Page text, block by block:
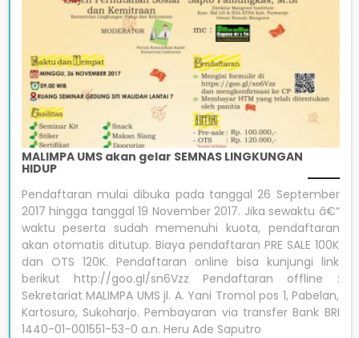
MALIMPA UMS akan gelar SEMNAS LINGKUNGAN
HIDUP
Pendaftaran mulai dibuka pada tanggal 26 September
2017 hingga tanggal 19 November 2017. Jika sewaktu â€“
waktu peserta sudah memenuhi kuota, pendaftaran
akan otomatis ditutup. Biaya pendaftaran PRE SALE 100K
dan OTS 120K. Pendaftaran online bisa kunjungi link
berikut http://goo.gl/sn6Vzz Pendaftaran offline :
Sekretariat MALIMPA UMS jl. A. Yani Tromol pos 1, Pabelan,
Kartosuro, Sukoharjo. Pembayaran via transfer Bank BRI
1440-01-001551-53-0 a.n. Heru Ade Saputro